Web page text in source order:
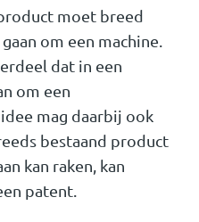
moet breed
om een machine.
dat in een
om een
mag daarbij ook
bestaand product
kan raken, kan
patent.